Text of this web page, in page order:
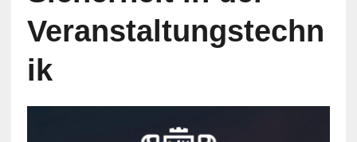
Veranstaltungstechn
ik